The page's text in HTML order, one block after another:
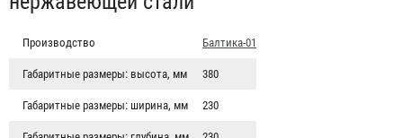
Производство Балтика-01
Габаритные размеры: высота, мм 380
Габаритные размеры: ширина, мм 230